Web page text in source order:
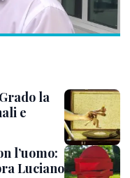
la
e
l’uomo:
Luciano